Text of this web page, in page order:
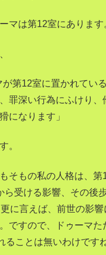
マは第12室にあります
が第12室に置かれてい
罪深い行為にふけり、
になります」
。
そもの私の人格は、
ら受ける影響、その後
に言えば、前世の影
ですので、ドゥーマた
ることは無いわけですね